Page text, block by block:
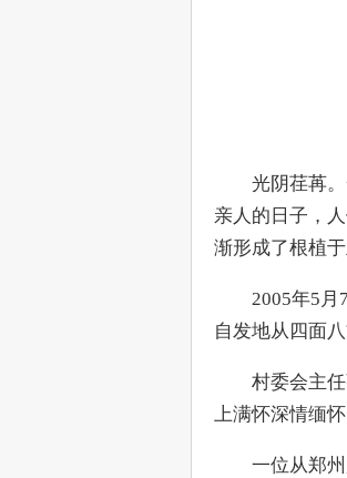
光阴荏苒。
亲人的日子，
渐形成了根植
2005年5月7
自发地从四面
村委会主任
上满怀深情缅
一位从郑州